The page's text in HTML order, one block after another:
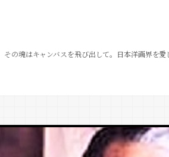
その魂はキャンバスを飛び出して。日本洋画界を